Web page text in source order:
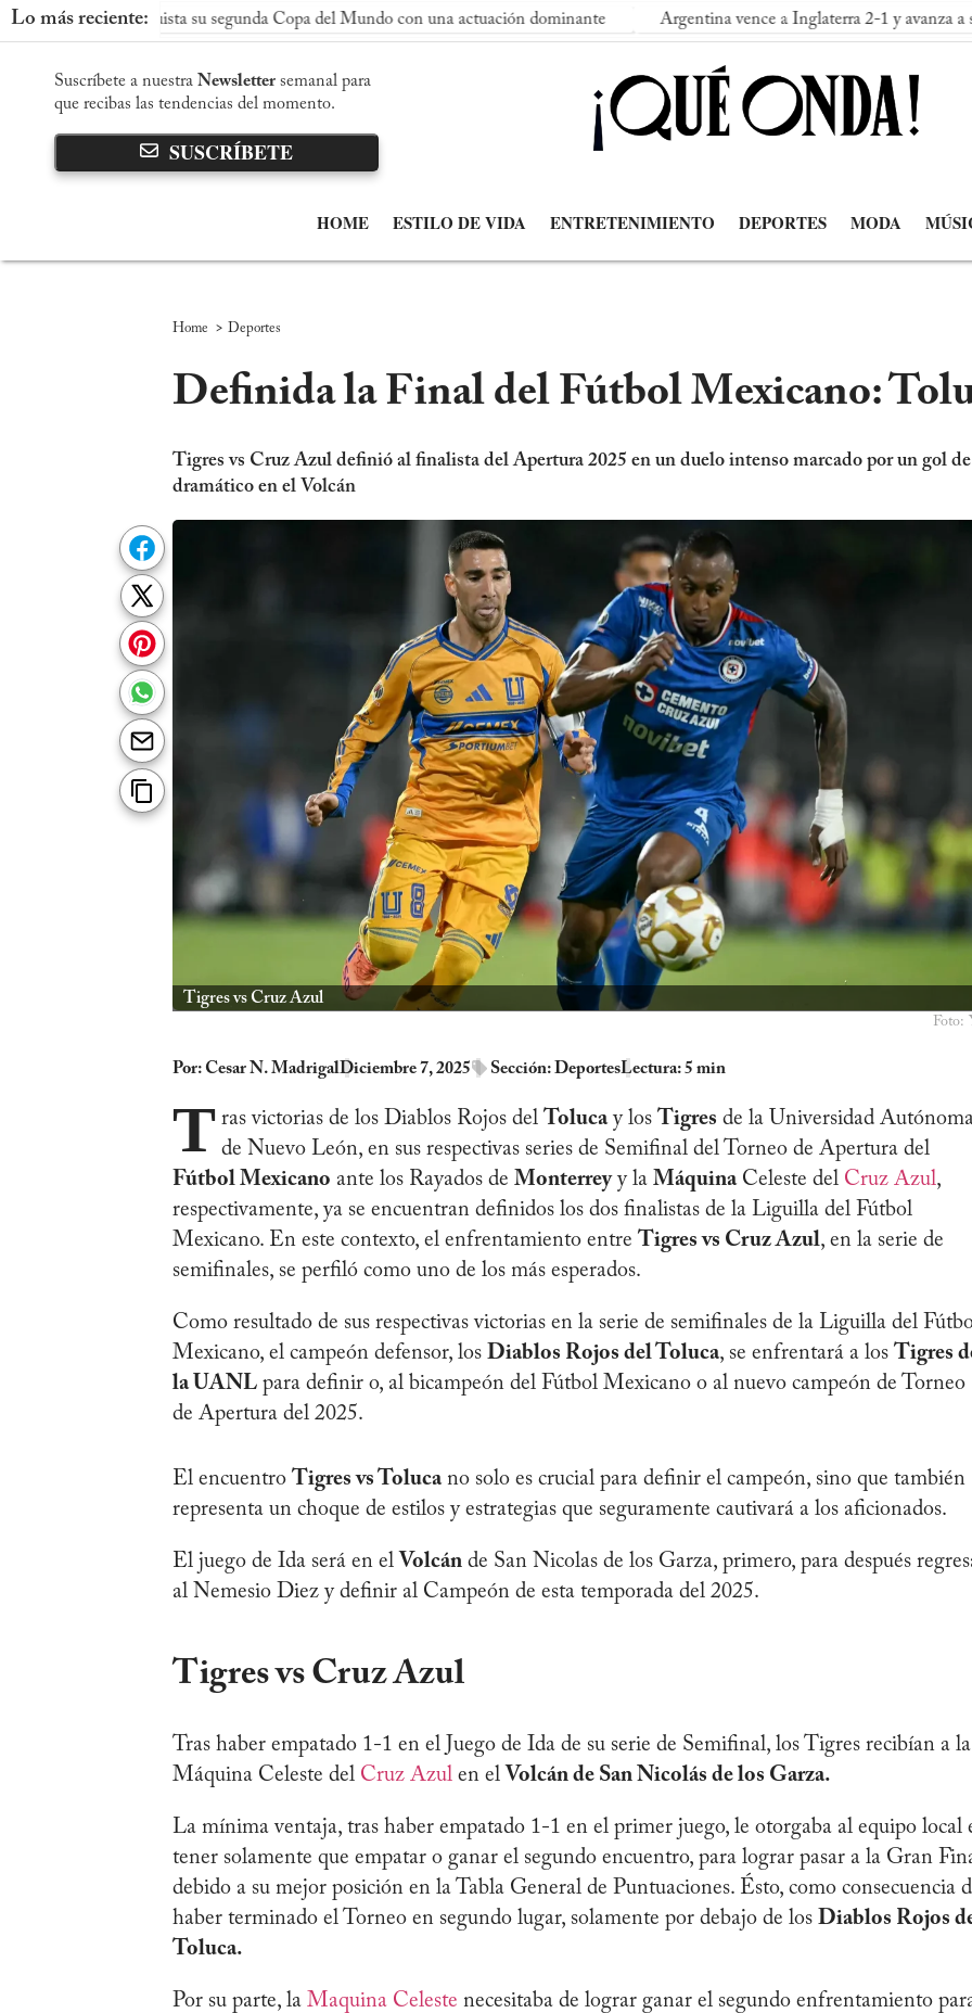
Lo más reciente:
conquista su segunda Copa del Mundo con una actuación dominante Argentina vence a Inglaterra 2-1 y avanza a su
Suscríbete a nuestra Newsletter semanal para
que recibas las tendencias del momento.
SUSCRÍBETE
HOME ESTILO DE VIDA ENTRETENIMIENTO DEPORTES MODA
Home > Deportes
Definida la Final del Fútbol Mexicano:
Tigres vs Cruz Azul definió al finalista del Apertura 2025 en un duelo intenso marcado por un gol
dramático en el Volcán
Tigres vs Cruz Azul
Foto:
Por:Cesar N. MadrigalDiciembre 7, 2025 Sección:DeportesLectura: 5 min
T ras victorias de los Diablos Rojos del Tolucay los Tigres de la Universidad
de Nuevo León, en sus respectivas series de Semifinal del Torneo de Apertura del
Fútbol Mexicano ante los Rayados de Monterreyy la MáquinaCeleste del Cruz Azul,
respectivamente, ya se encuentran definidos los dos finalistas de la Liguilla del Fútbol
Mexicano. En este contexto, el enfrentamiento entre Tigres vs Cruz Azul, en la serie de
semifinales, se perfiló como uno de los más esperados.
Como resultado de sus respectivas victorias en la serie de semifinales de la Liguilla del
Mexicano, el campeón defensor, los Diablos Rojos del Toluca, se enfrentará a los Tigres
la UANL para definir o, al bicampeón del Fútbol Mexicano o al nuevo campeón de Torneo
de Apertura del 2025.
El encuentro Tigres vs Tolucano solo es crucial para definir el campeón, sino que también
representa un choque de estilos y estrategias que seguramente cautivará a los aficionados.
El juego de Ida será en el Volcán de San Nicolas de los Garza, primero, para después
al Nemesio Diez y definir al Campeón de esta temporada del 2025.
Tigres vs Cruz Azul
Tras haber empatado 1-1 en el Juego de Ida de su serie de Semifinal, los Tigres recibían a la
Máquina Celeste del Cruz Azul en el Volcán de San Nicolás de los Garza.
La mínima ventaja, tras haber empatado 1-1 en el primer juego, le otorgaba al equipo local
tener solamente que empatar o ganar el segundo encuentro, para lograr pasar a la Gran
debido a su mejor posición en la Tabla General de Puntuaciones. Ésto, como consecuencia
haber terminado el Torneo en segundo lugar, solamente por debajo de los Diablos Rojos
Toluca.
Por su parte, la Maquina Celeste necesitaba de lograr ganar el segundo enfrentamiento